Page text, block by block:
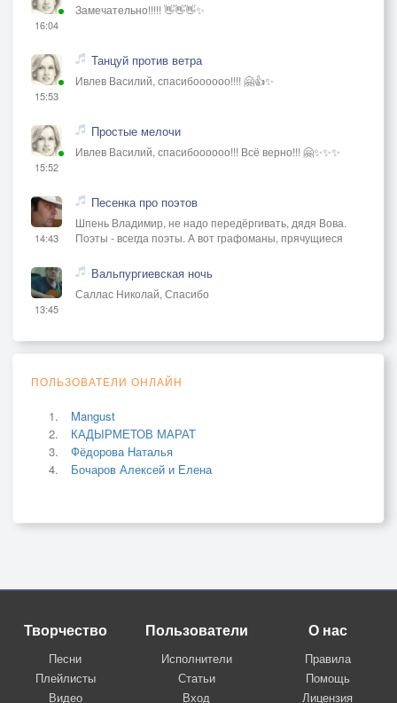
16:04
Замечательно!!!!! 👋👋👋✨
15:53
Танцуй против ветра
Ивлев Василий, спасибоооооо!!!! 🤗👍✨
15:52
Простые мелочи
Ивлев Василий, спасибоооооо!!! Всё верно!!! 🤗✨✨✨
14:43
Песенка про поэтов
Шпень Владимир, не надо передёргивать, дядя Вова.
Поэты - всегда поэты. А вот графоманы, прячущиеся
13:45
Вальпургиевская ночь
Саллас Николай, Спасибо
ПОЛЬЗОВАТЕЛИ ОНЛАЙН
Mangust
КАДЫРМЕТОВ МАРАТ
Фёдорова Наталья
Бочаров Алексей и Елена
Творчество
Песни
Плейлисты
Видео
Пользователи
Исполнители
Статьи
Вход
О нас
Правила
Помощь
Лицензия